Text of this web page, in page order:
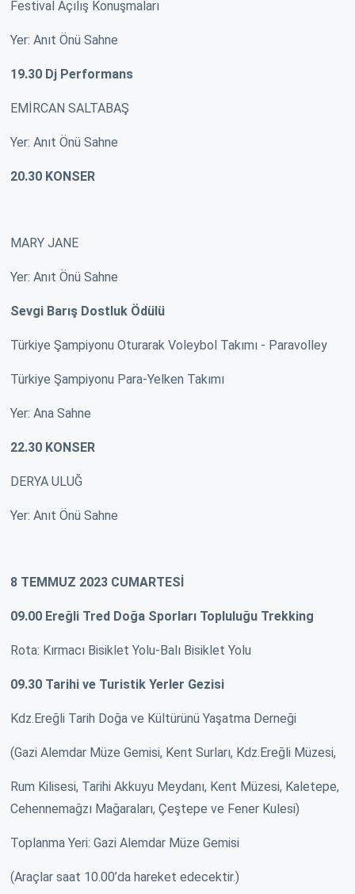
Festival Açılış Konuşmaları
Yer: Anıt Önü Sahne
19.30 Dj Performans
EMİRCAN SALTABAŞ
Yer: Anıt Önü Sahne
20.30 KONSER
MARY JANE
Yer: Anıt Önü Sahne
Sevgi Barış Dostluk Ödülü
Türkiye Şampiyonu Oturarak Voleybol Takımı - Paravolley
Türkiye Şampiyonu Para-Yelken Takımı
Yer: Ana Sahne
22.30 KONSER
DERYA ULUĞ
Yer: Anıt Önü Sahne
8 TEMMUZ 2023 CUMARTESİ
09.00 Ereğli Tred Doğa Sporları Topluluğu Trekking
Rota: Kırmacı Bisiklet Yolu-Balı Bisiklet Yolu
09.30 Tarihi ve Turistik Yerler Gezisi
Kdz.Ereğli Tarih Doğa ve Kültürünü Yaşatma Derneği
(Gazi Alemdar Müze Gemisi, Kent Surları, Kdz.Ereğli Müzesi,
Rum Kilisesi, Tarihi Akkuyu Meydanı, Kent Müzesi, Kaletepe,
Cehennemağzı Mağaraları, Çeştepe ve Fener Kulesi)
Toplanma Yeri: Gazi Alemdar Müze Gemisi
(Araçlar saat 10.00’da hareket edecektir.)